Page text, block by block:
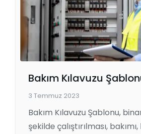
Bakım Kılavuzu
3 Temmuz 2023
Bakım Kılavuzu Şablonu,
şekilde çalıştırılması,